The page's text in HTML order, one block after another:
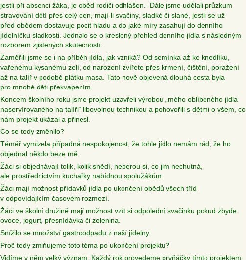
jestli při absenci žáka, je oběd rodiči odhlášen. Dále jsme udělali průzkum
stravování dětí přes celý den, mají-li svačiny, sladké či slané, jestli se už
před obědem dostavuje pocit hladu a do jaké míry zasahují do denního
jídelníčku sladkosti. Jednalo se o kreslený přehled denního jídla s následným
rozborem zjištěných skutečností.
Zaměřili jsme se i na příběh jídla, jak vzniká? Od semínka až ke knedlíku,
vařenému kysanému zelí, od narození zvířete přes krmení, čištění, poražení
až na talíř v podobě plátku masa. Tato nově objevená dlouhá cesta byla
pro mnohé děti překvapením.
Koncem školního roku jsme projekt uzavřeli výrobou „mého oblíbeného jídla
naservírovaného na talíři“ libovolnou technikou a pohovořili s dětmi o všem, co
nám projekt ukázal a přinesl.
Co se tedy změnilo?
Téměř vymizela případná nespokojenost, že tohle jídlo nemám rád, že ho
objednal někdo beze mě.
Žáci si objednávají tolik, kolik snědí, neberou si, co jim nechutná,
ale prostřednictvím kuchařky nabídnou spolužákům.
Žáci mají možnost přídavků jídla po ukončení obědů všech tříd
v odpovídajícím časovém rozmezí.
Žáci ve školní družině mají možnost vzít si odpolední svačinku pokud zbyde
ovoce, jogurt, přesnídávka či zelenina.
Snížilo se množství gastroodpadu z naší jídelny.
Proč tedy zmiňujeme toto téma po ukončení projektu?
Vidíme v něm velký význam. Každý rok provedeme prvňáčky tímto projektem,